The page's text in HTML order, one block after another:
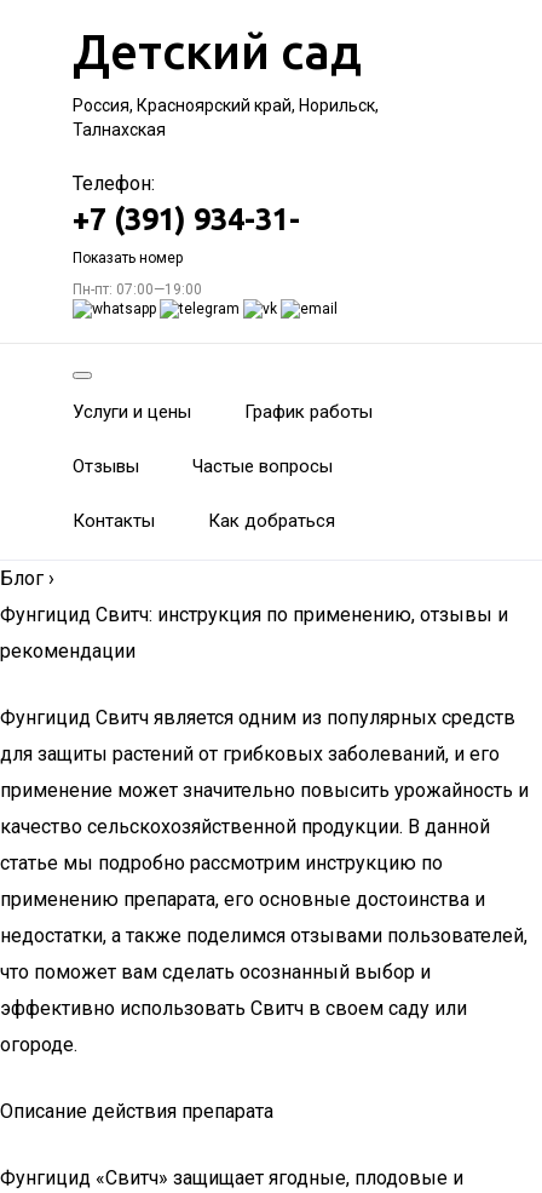
Детский сад
Россия, Красноярский край, Норильск,
Талнахская
Телефон:
+7 (391) 934-31-
Показать номер
Пн-пт: 07:00—19:00
Услуги и цены График работы
Отзывы Частые вопросы
Контакты Как добраться
Блог ›
Фунгицид Свитч: инструкция по применению, отзывы и
рекомендации
Фунгицид Свитч является одним из популярных средств
для защиты растений от грибковых заболеваний, и его
применение может значительно повысить урожайность и
качество сельскохозяйственной продукции. В данной
статье мы подробно рассмотрим инструкцию по
применению препарата, его основные достоинства и
недостатки, а также поделимся отзывами пользователей,
что поможет вам сделать осознанный выбор и
эффективно использовать Свитч в своем саду или
огороде.
Описание действия препарата
Фунгицид «Свитч» защищает ягодные, плодовые и